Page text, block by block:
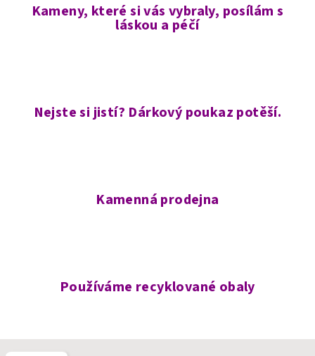
Kameny, které si vás vybraly, posílám s
láskou a péčí
Nejste si jistí? Dárkový poukaz potěší.
Kamenná prodejna
Používáme recyklované obaly